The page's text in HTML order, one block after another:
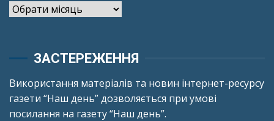
Архіви
ЗАСТЕРЕЖЕННЯ
Використання матеріалів та новин інтернет-ресурсу
газети “Наш день” дозволяється при умові
посилання на газету “Наш день”.